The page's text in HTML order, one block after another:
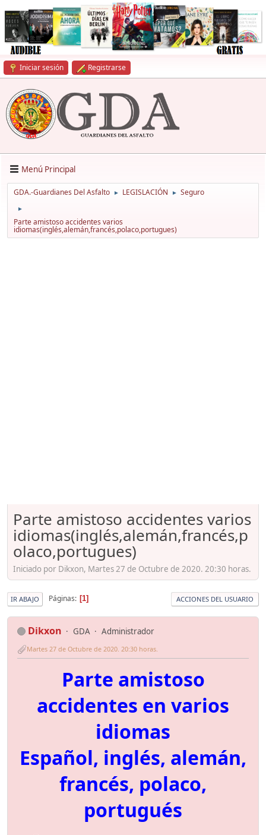
Iniciar sesión Registrarse
Menú Principal
GDA.-Guardianes Del Asfalto ► LEGISLACIÓN ► Seguro
►
Parte amistoso accidentes varios
idiomas(inglés,alemán,francés,polaco,portugues)
Parte amistoso accidentes varios
idiomas(inglés,alemán,francés,p
olaco,portugues)
Iniciado por Dikxon, Martes 27 de Octubre de 2020. 20:30 horas.
IR ABAJO Páginas 1 ACCIONES DEL USUARIO
Dikxon GDA Administrador
Martes 27 de Octubre de 2020. 20:30 horas.
Parte amistoso
accidentes en varios
idiomas
Español, inglés, alemán,
francés, polaco,
portugués